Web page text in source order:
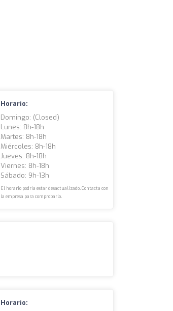
Horario:
Domingo: (closed)
Lunes: 8h-18h
Martes: 8h-18h
Miércoles: 8h-18h
Jueves: 8h-18h
Viernes: 8h-18h
Sábado: 9h-13h
El horario podría estar desactualizado. Contacta con
la empresa para comprobarlo.
Horario: